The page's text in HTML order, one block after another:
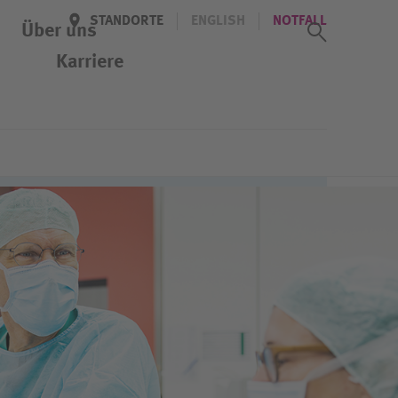
STANDORTE ENGLISH NOTFALL
Über uns
Karriere